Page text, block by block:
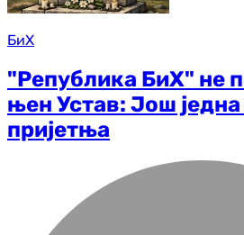
БиХ
"Република БиХ" не
њен Устав: Још
пријетња